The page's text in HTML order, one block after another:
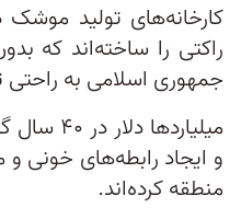
کارخانه‌های تولید موشک
راکتی را ساخته‌اند که
جمهوری اسلامی به راحتی
و ایجاد رابطه‌های خونی
منطقه کرده‌اند.